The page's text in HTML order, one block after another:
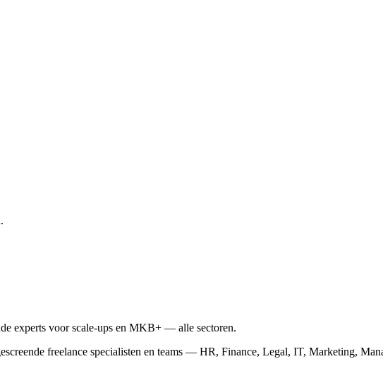
experts voor scale-ups en MKB+ — alle sectoren.
freelance specialisten en teams — HR, Finance, Legal, IT, Marketing,